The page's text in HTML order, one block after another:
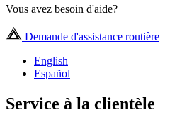
Vous avez besoin d'aide?
Demande d'assistance routière
English
Español
Service à la clientèle